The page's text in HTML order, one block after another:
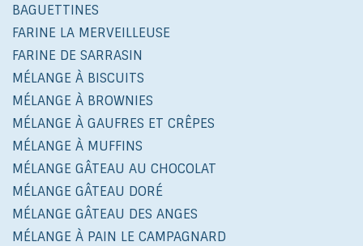
BAGUETTINES
FARINE LA MERVEILLEUSE
FARINE DE SARRASIN
MÉLANGE À BISCUITS
MÉLANGE À BROWNIES
MÉLANGE À GAUFRES ET CRÊPES
MÉLANGE À MUFFINS
MÉLANGE GÂTEAU AU CHOCOLAT
MÉLANGE GÂTEAU DORÉ
MÉLANGE GÂTEAU DES ANGES
MÉLANGE À PAIN LE CAMPAGNARD